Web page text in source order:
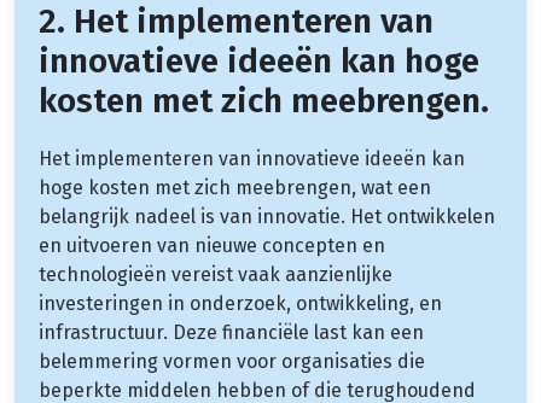
2. Het implementeren van
innovatieve ideeën kan hoge
kosten met zich meebrengen.
Het implementeren van innovatieve ideeën kan
hoge kosten met zich meebrengen, wat een
belangrijk nadeel is van innovatie. Het ontwikkelen
en uitvoeren van nieuwe concepten en
technologieën vereist vaak aanzienlijke
investeringen in onderzoek, ontwikkeling, en
infrastructuur. Deze financiële last kan een
belemmering vormen voor organisaties die
beperkte middelen hebben of die terughoudend